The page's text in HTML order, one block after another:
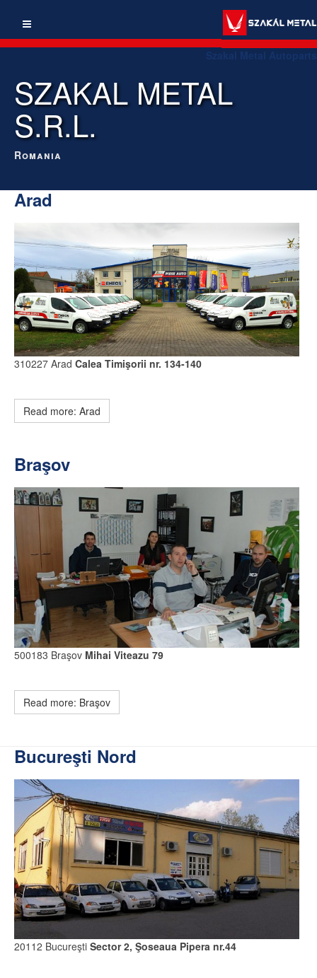
Szakal Metal Autoparts
SZAKAL METAL
S.R.L.
Romania
Arad
310227 Arad Calea Timişorii nr. 134-140
Read more: Arad
Braşov
500183 Braşov Mihai Viteazu 79
Read more: Braşov
Bucureşti Nord
20112 Bucureşti Sector 2, Şoseaua Pipera nr.44